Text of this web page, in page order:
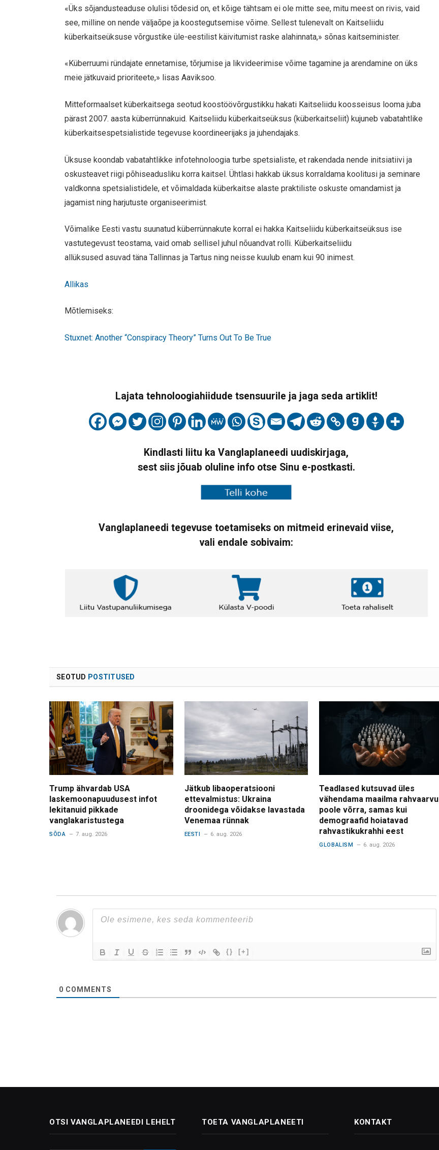
«Üks sõjandusteaduse olulisi tõdesid on, et kõige tähtsam ei ole mitte see, mitu meest on rivis, vaid
see, milline on nende väljaõpe ja koostegutsemise võime. Sellest tulenevalt on Kaitseliidu
küberkaitseüksuse võrgustike üle-eestilist käivitumist raske alahinnata,» sõnas kaitseminister.
«Küberruumi ründajate ennetamise, tõrjumise ja likvideerimise võime tagamine ja arendamine on üks
meie jätkuvaid prioriteete,» lisas Aaviksoo.
Mitteformaalset küberkaitsega seotud koostöövõrgustikku hakati Kaitseliidu koosseisus looma juba
pärast 2007. aasta küberrünnakuid. Kaitseliidu küberkaitseüksus (küberkaitseliit) kujuneb vabatahtlike
küberkaitsespetsialistide tegevuse koordineerijaks ja juhendajaks.
Üksuse koondab vabatahtlikke infotehnoloogia turbe spetsialiste, et rakendada nende initsiatiivi ja
oskusteavet riigi põhiseadusliku korra kaitsel. Ühtlasi hakkab üksus korraldama koolitusi ja seminare
valdkonna spetsialistidele, et võimaldada küberkaitse alaste praktiliste oskuste omandamist ja
jagamist ning harjutuste organiseerimist.
Võimalike Eesti vastu suunatud küberrünnakute korral ei hakka Kaitseliidu küberkaitseüksus ise
vastutegevust teostama, vaid omab sellisel juhul nõuandvat rolli. Küberkaitseliidu
allüksused asuvad täna Tallinnas ja Tartus ning neisse kuulub enam kui 90 inimest.
Allikas
Mõtlemiseks:
Stuxnet: Another “Conspiracy Theory” Turns Out To Be True
Lajata tehnoloogiahiidude tsensuurile ja jaga seda artiklit!
Kindlasti liitu ka Vanglaplaneedi uudiskirjaga,
sest siis jõuab oluline info otse Sinu e-postkasti.
Vanglaplaneedi tegevuse toetamiseks on mitmeid erinevaid viise,
vali endale sobivaim:
SEOTUD POSTITUSED
Trump ähvardab USA
laskemoonapuudusest infot
lekitanuid pikkade
vanglakaristustega
SÕDA 7. aug. 2026
Jätkub libaoperatsiooni
ettevalmistus: Ukraina
droonidega võidakse lavastada
Venemaa rünnak
EESTI 6. aug. 2026
Teadlased kutsuvad üles
vähendama maailma rahvaarvu
poole võrra, samas kui
demograafid hoiatavad
rahvastikukrahhi eest
GLOBALISM 6. aug. 2026
{} [+]
0 COMMENTS
OTSI VANGLAPLANEEDI LEHELT TOETA VANGLAPLANEETI KONTAKT